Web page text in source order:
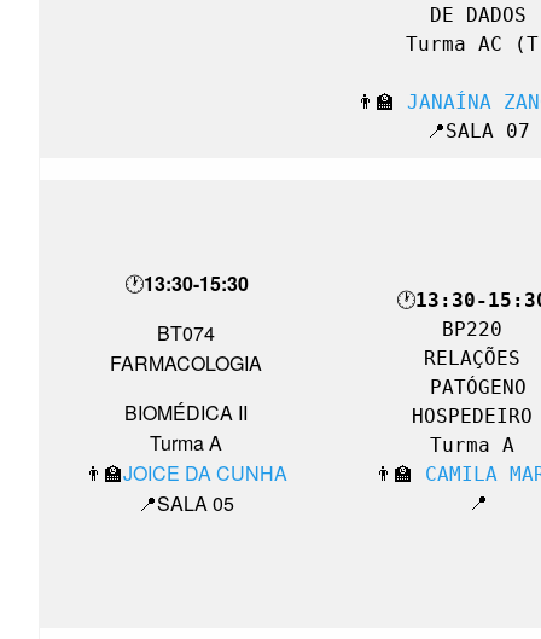
DE DADOS
Turma AC
👨‍🏫 JANAÍNA
📍SALA 07
🕐13:30-15:30
BT074
FARMACOLOGIA
BIOMÉDICA II
Turma A
👨‍🏫JOICE DA CUNHA
📍SALA 05
🕐13:30-
BP220
RELAÇÕES
PATÓGENO
Turma A
👨‍🏫 CAMILA
📍